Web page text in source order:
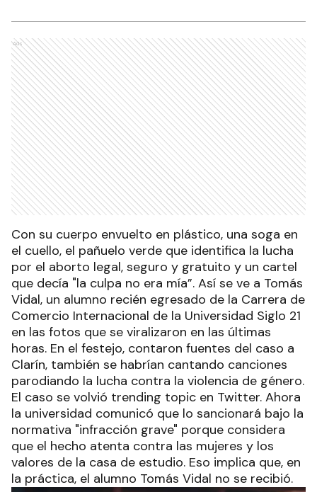
Ads
Con su cuerpo envuelto en plástico, una soga en
el cuello, el pañuelo verde que identifica la lucha
por el aborto legal, seguro y gratuito y un cartel
que decía "la culpa no era mía”. Así se ve a Tomás
Vidal, un alumno recién egresado de la Carrera de
Comercio Internacional de la Universidad Siglo 21
en las fotos que se viralizaron en las últimas
horas. En el festejo, contaron fuentes del caso a
Clarín, también se habrían cantando canciones
parodiando la lucha contra la violencia de género.
El caso se volvió trending topic en Twitter. Ahora
la universidad comunicó que lo sancionará bajo la
normativa "infracción grave" porque considera
que el hecho atenta contra las mujeres y los
valores de la casa de estudio. Eso implica que, en
la práctica, el alumno Tomás Vidal no se recibió.